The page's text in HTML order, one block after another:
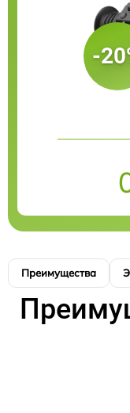
-
Преимущества